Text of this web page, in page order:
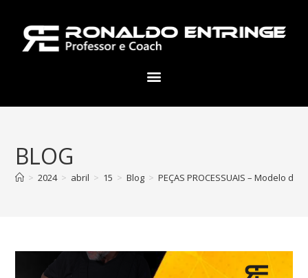
BLOG
> 2024 > abril > 15 > Blog > PEÇAS PROCESSUAIS – Modelo